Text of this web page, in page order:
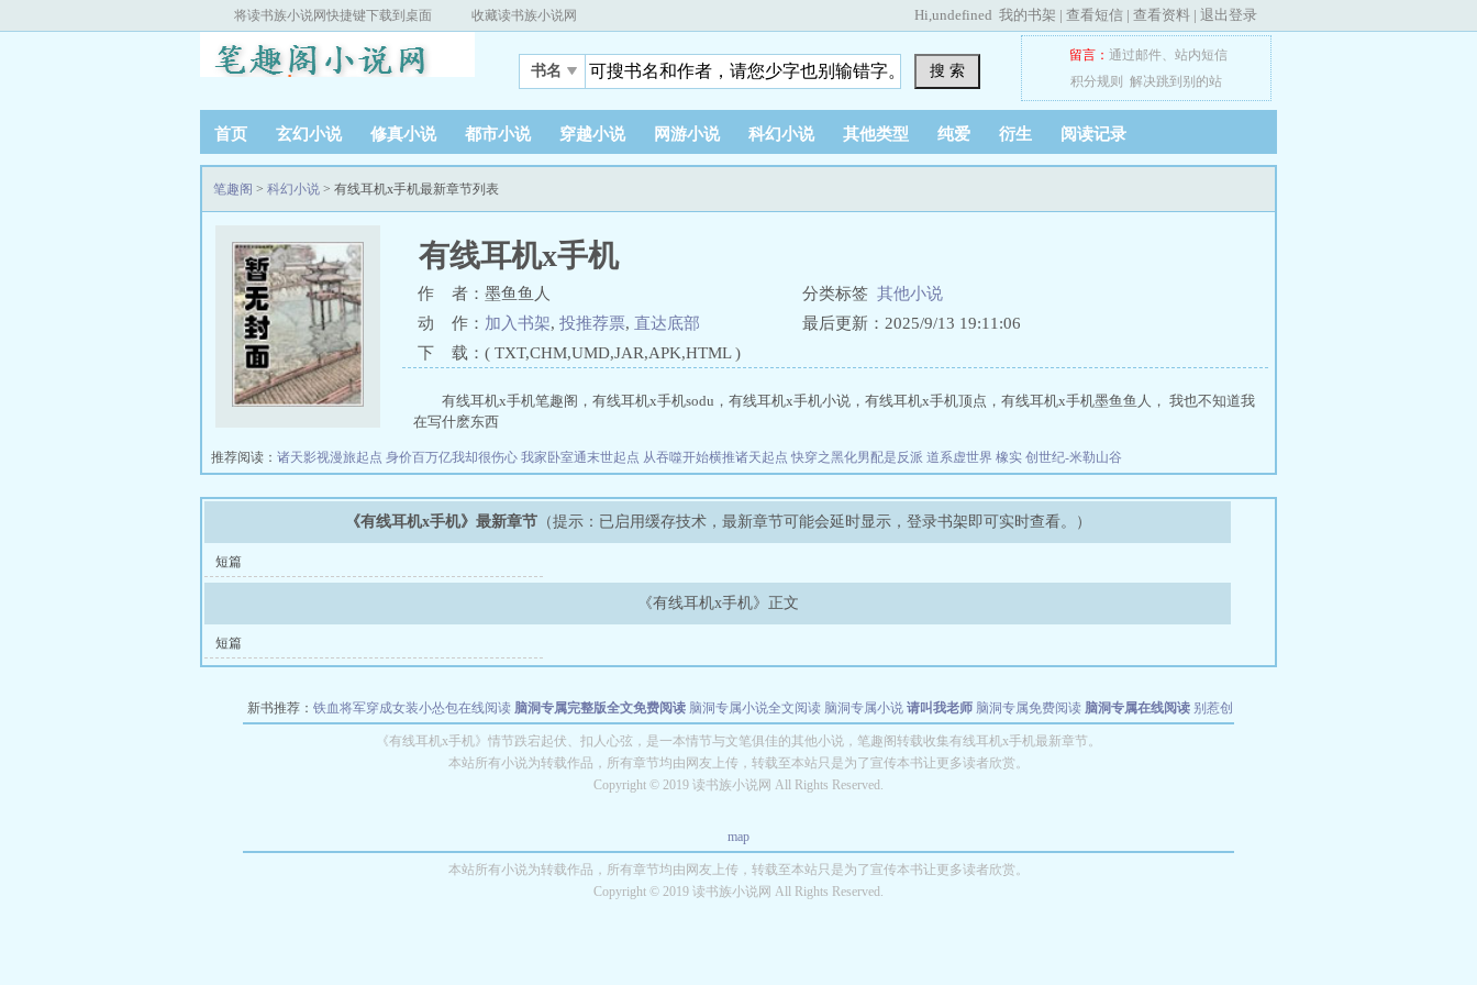
将读书族小说网快捷键下载到桌面 收藏读书族小说网 Hi,undefined 我的书架 | 查看短信 | 查看资料 | 退出登录
书名 搜 索
留言： 通过邮件、 站内短信
积分规则
解决跳到别的站
首页 玄幻小说 修真小说 都市小说 穿越小说 网游小说 科幻小说 其他类型 纯爱 衍生 阅读记录
笔趣阁 > 科幻小说 > 有线耳机x手机最新章节列表
有线耳机x手机
作 者：墨鱼鱼人 分类标签 其他小说
动 作： 加入书架, 投推荐票, 直达底部
最后更新：2025/9/13 19:11:06
下 载：( TXT,CHM,UMD,JAR,APK,HTML )
有线耳机x手机笔趣阁，有线耳机x手机sodu，有线耳机x手机小说，有线耳机x手机顶点，有线耳机x手机墨鱼鱼人， 我也不知道我
在写什麽东西
推荐阅读： 诸天影视漫旅起点 身价百万亿我却很伤心 我家卧室通末世起点 从吞噬开始横推诸天起点 快穿之黑化男配是反派 道系虚世界 橡实 创世纪-米勒山谷
《有线耳机x手机》最新章节 （提示：已启用缓存技术，最新章节可能会延时显示，登录书架即可实时查看。）
短篇
《有线耳机x手机》正文
短篇
新书推荐： 铁血将军穿成女装小怂包在线阅读 脑洞专属完整版全文免费阅读 脑洞专属小说全文阅读 脑洞专属小说 请叫我老师 脑洞专属免费阅读 脑洞专属在线阅读 别惹创
世者
穿书第一天就结婚小说全文阅读
《有线耳机x手机》情节跌宕起伏、扣人心弦，是一本情节与文笔俱佳的其他小说，笔趣阁转载收集有线耳机x手机最新章节。
本站所有小说为转载作品，所有章节均由网友上传，转载至本站只是为了宣传本书让更多读者欣赏。
Copyright © 2019 读书族小说网 All Rights Reserved.
map
本站所有小说为转载作品，所有章节均由网友上传，转载至本站只是为了宣传本书让更多读者欣赏。
Copyright © 2019 读书族小说网 All Rights Reserved.